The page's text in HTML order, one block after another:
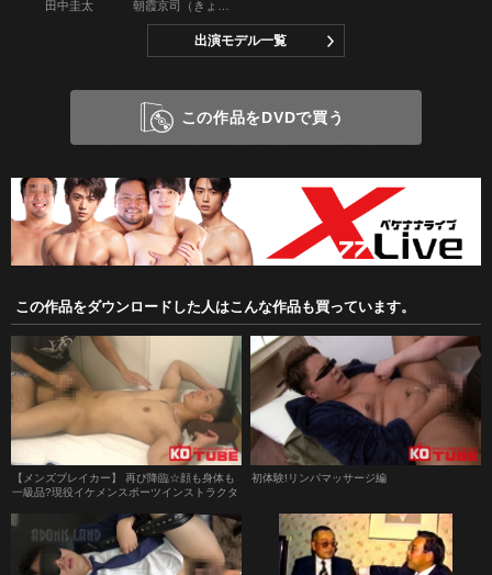
田中圭太
出演モデル一覧
この作品をDVDで買う
この作品をダウンロードした人はこんな作品も買っています。
【メンズブレイカー】 再び降臨☆顔も身体も
一級品?現役イケメンスポーツインストラクタ
ンコフル勃起↑モロ感変態デトックス
初体験!リンパマッサージ編